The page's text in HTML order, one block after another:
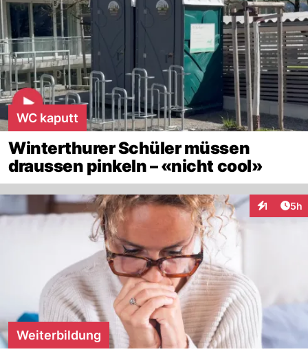
WC kaputt
Winterthurer Schüler müssen
draussen pinkeln – «nicht cool»
1 5h
Weiterbildung